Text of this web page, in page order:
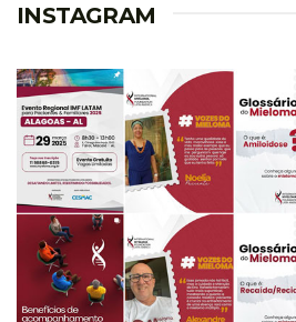
INSTAGRAM